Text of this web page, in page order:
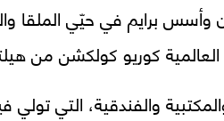
برايم في حيّي الملقا
كوريو كولكشن من
والفندقية، التي تولي